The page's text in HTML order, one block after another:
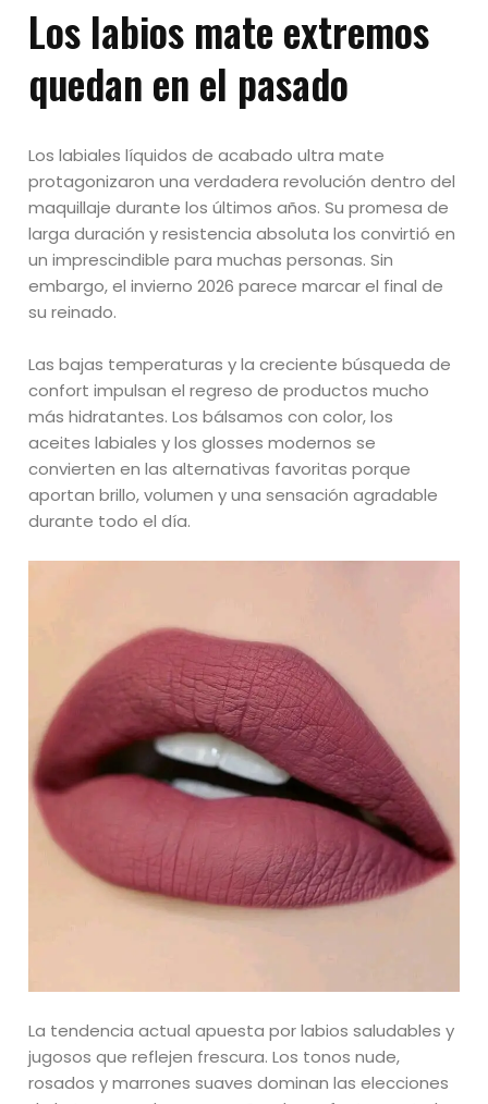
Los labios mate extremos
quedan en el pasado
Los labiales líquidos de acabado ultra mate
protagonizaron una verdadera revolución dentro del
maquillaje durante los últimos años. Su promesa de
larga duración y resistencia absoluta los convirtió en
un imprescindible para muchas personas. Sin
embargo, el invierno 2026 parece marcar el final de
su reinado.
Las bajas temperaturas y la creciente búsqueda de
confort impulsan el regreso de productos mucho
más hidratantes. Los bálsamos con color, los
aceites labiales y los glosses modernos se
convierten en las alternativas favoritas porque
aportan brillo, volumen y una sensación agradable
durante todo el día.
La tendencia actual apuesta por labios saludables y
jugosos que reflejen frescura. Los tonos nude,
rosados y marrones suaves dominan las elecciones